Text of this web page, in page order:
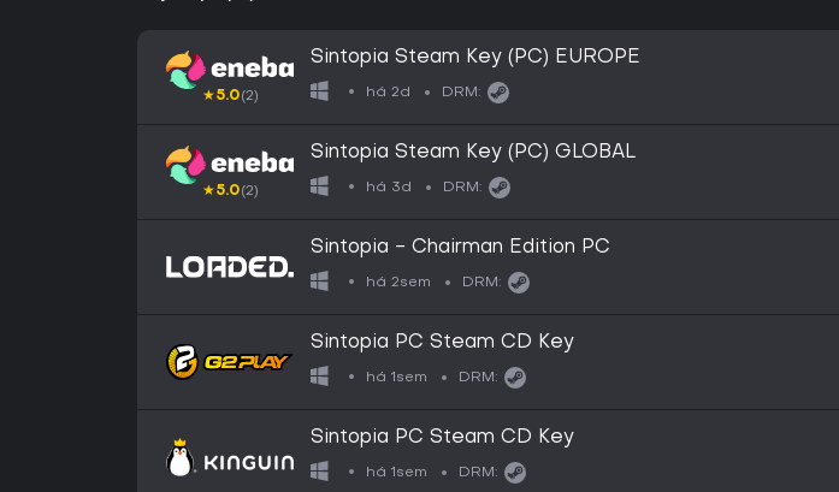
★5.0(2)
Sintopia Steam Key (PC) EUROPE
há 2d DRM:
★5.0(2)
Sintopia Steam Key (PC) GLOBAL
há 3d DRM:
Sintopia - Chairman Edition PC
há 2sem DRM:
Sintopia PC Steam CD Key
há 1sem DRM:
Sintopia PC Steam CD Key
há 1sem DRM: